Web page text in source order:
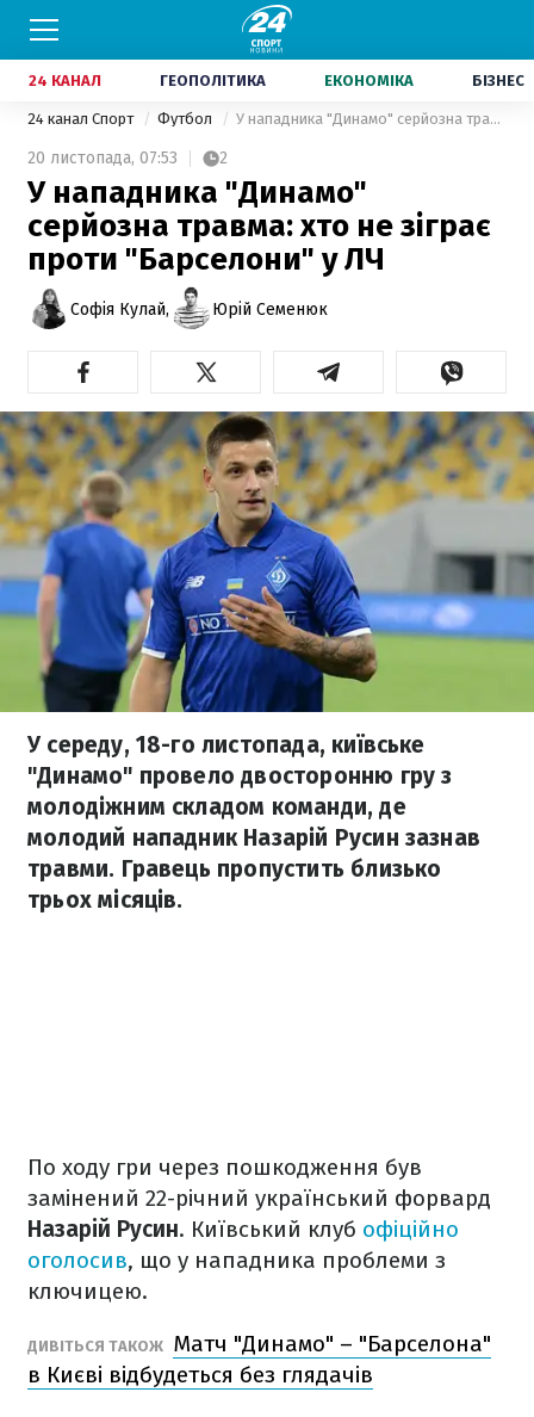
24 КАНАЛ ГЕОПОЛІТИКА ЕКОНОМІКА БІЗНЕС
24 канал Спорт Футбол У нападника "Динамо" серйозна травма: хто не зіграє проти "Барселони" у ЛЧ
20 листопада, 07:53 2
У нападника "Динамо"
серйозна травма: хто не зіграє
проти "Барселони" у ЛЧ
Софія Кулай, Юрій Семенюк
У середу, 18-го листопада, київське
"Динамо" провело двосторонню гру з
молодіжним складом команди, де
молодий нападник Назарій Русин зазнав
травми. Гравець пропустить близько
трьох місяців.
По ходу гри через пошкодження був
замінений 22-річний український форвард
Назарій Русин. Київський клуб офіційно
оголосив, що у нападника проблеми з
ключицею.
ДИВІТЬСЯ ТАКОЖ Матч "Динамо" – "Барселона"
в Києві відбудеться без глядачів